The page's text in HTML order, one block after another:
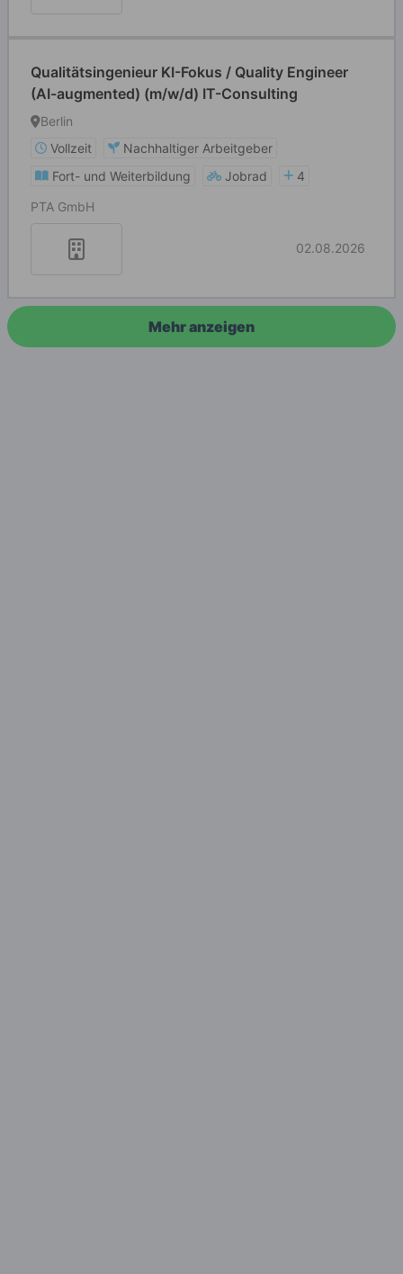
Qualitätsingenieur KI-Fokus / Quality Engineer
(AI-augmented) (m/w/d) IT-Consulting
Berlin
Vollzeit
Nachhaltiger Arbeitgeber
Fort- und Weiterbildung
Jobrad
4
PTA GmbH
02.08.2026
Mehr anzeigen